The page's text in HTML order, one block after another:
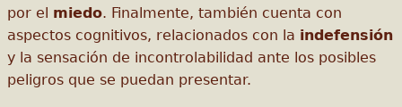
por el miedo. Finalmente, también cuenta con
aspectos cognitivos, relacionados con la indefensión
y la sensación de incontrolabilidad ante los posibles
peligros que se puedan presentar.